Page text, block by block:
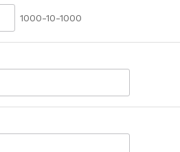
1000-10-1000